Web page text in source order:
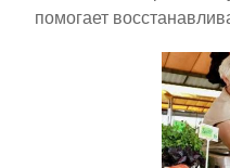
помогает